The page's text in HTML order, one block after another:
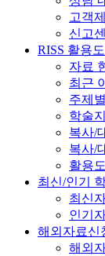
고객
신고
RISS 활용
자료
최근
주제
학술
복사/
복사/
활용
최신/인기
최신
인기
해외자료신
해외